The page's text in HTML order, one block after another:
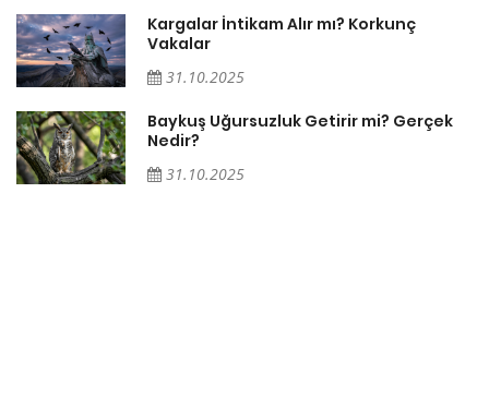
Kargalar İntikam Alır mı? Korkunç
Vakalar
31.10.2025
Baykuş Uğursuzluk Getirir mi? Gerçek
Nedir?
31.10.2025